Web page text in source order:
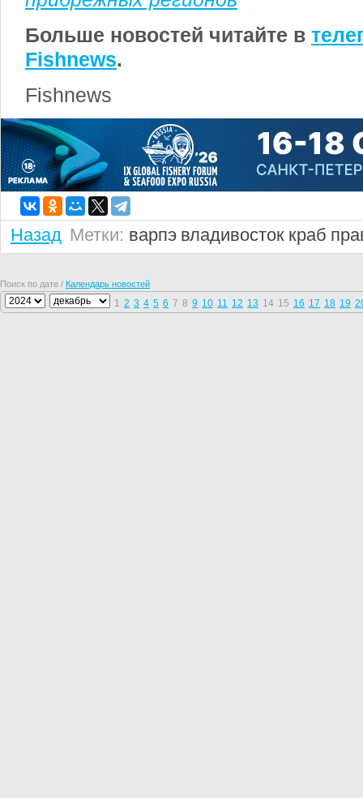
Больше новостей читайте в
Fishnews.
Fishnews
Назад Метки: варпэ владивосток краб
Поиск по дате / Календарь новостей
1 2 3 4 5 6 7 8 9 10 11 12 13 14 15 16 17 18 19